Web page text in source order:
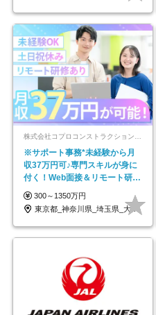
※サポート事務*未経験から月
収37万円可♪専門スキルが身に
付く！Web面接＆リモート研修
も充実♪/a
300～1350万円
東京都_神奈川県_埼玉県_大阪府_愛知県…